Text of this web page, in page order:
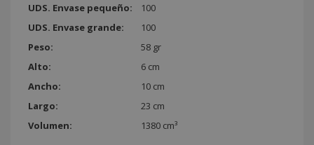
UDS. Envase pequeño:
100
UDS. Envase grande:
100
Peso:
58 gr
Alto:
6 cm
Ancho:
10 cm
Largo:
23 cm
Volumen:
1380 cm³